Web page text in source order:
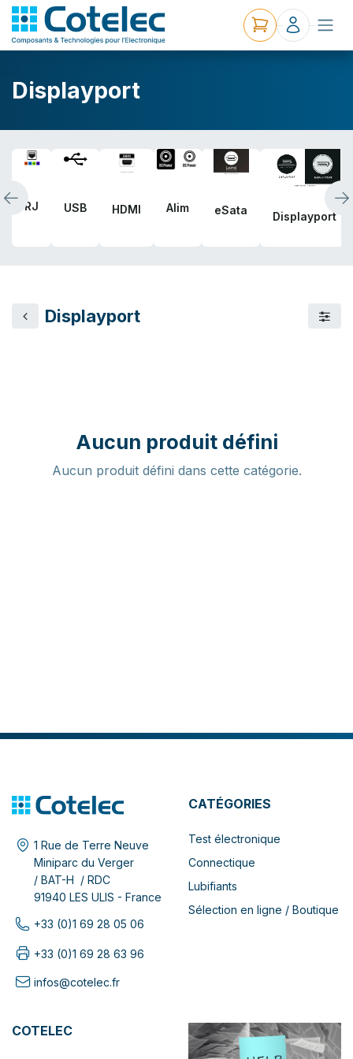
Displayport
RJ USB HDMI Alim eSata Displayport
Displayport
Aucun produit défini
Aucun produit défini dans cette catégorie.
1 Rue de Terre Neuve
Miniparc du Verger
/ BAT-H / RDC
91940 LES ULIS - France
+33 (0)1 69 28 05 06
+33 (0)1 69 28 63 96
infos@cotelec.fr
CATÉGORIES
Test électronique
Connectique
Lubifiants
Sélection en ligne / Boutique
COTELEC